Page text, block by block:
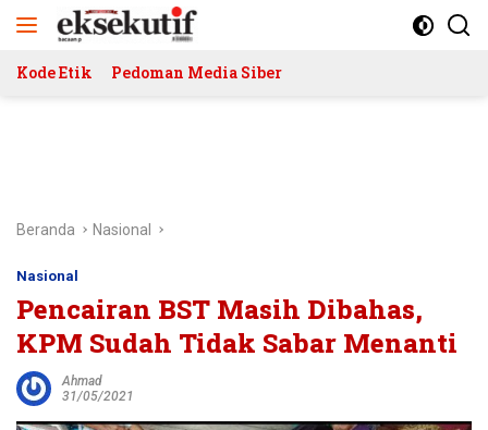
Kode Etik Pedoman Media Siber
Beranda Nasional
Nasional
Pencairan BST Masih Dibahas,
KPM Sudah Tidak Sabar Menanti
Ahmad
31/05/2021